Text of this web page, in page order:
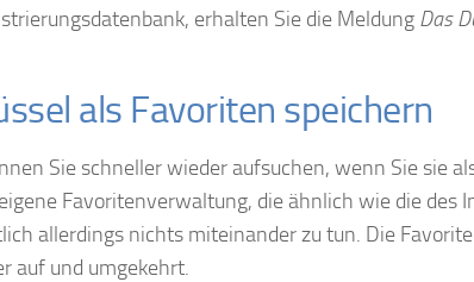
erhalten Sie die Meldung Das
als Favoriten speichern
Sie schneller wieder aufsuchen, wenn Sie sie
Favoritenverwaltung, die ähnlich wie die des
allerdings nichts miteinander zu tun. Die
auf und umgekehrt.